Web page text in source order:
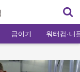
급이기 워터컵·니